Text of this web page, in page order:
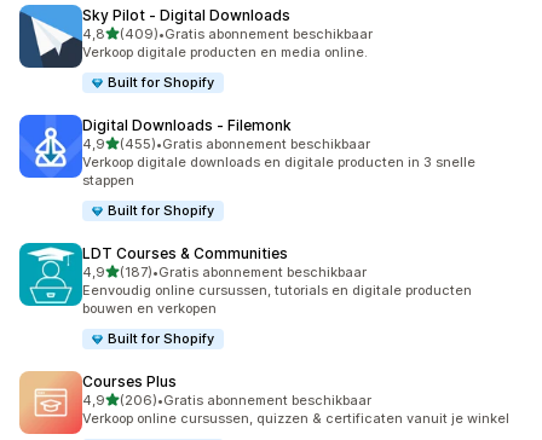
Sky Pilot ‑ Digital Downloads
4,8van 5 sterren
(409)
409 recensies in totaal
•Gratis abonnement beschikbaar
Verkoop digitale producten en media online.
Built for Shopify
Digital Downloads ‑ Filemonk
4,9van 5 sterren
(455)
455 recensies in totaal
•Gratis abonnement beschikbaar
Verkoop digitale downloads en digitale producten in 3 snelle
stappen
Built for Shopify
LDT Courses & Communities
4,9van 5 sterren
(187)
187 recensies in totaal
•Gratis abonnement beschikbaar
Eenvoudig online cursussen, tutorials en digitale producten
bouwen en verkopen
Built for Shopify
Courses Plus
4,9van 5 sterren
(206)
206 recensies in totaal
•Gratis abonnement beschikbaar
Verkoop online cursussen, quizzen & certificaten vanuit je winkel